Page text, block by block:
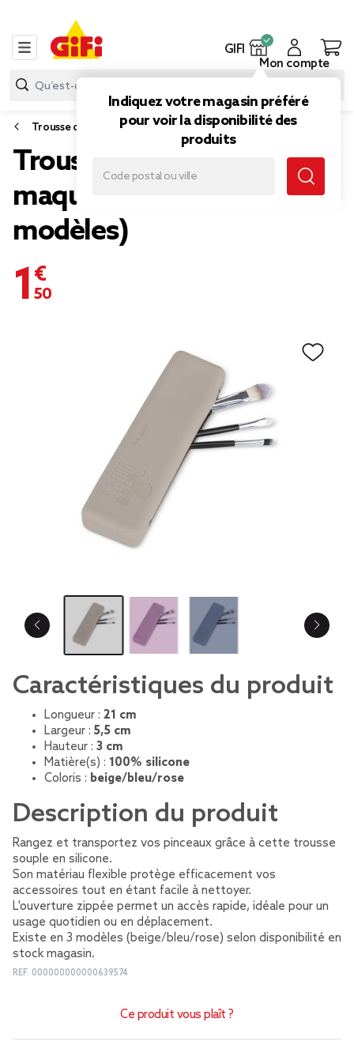
GIFI
Indiquez votre magasin préféré
pour voir la disponibilité des
produits
Mon compte
Trousse de toilette, trousse à maquillage
Trousse pour pinceaux à
maquillage en silicone (3
modèles)
1,50 €
Caractéristiques du produit
Longueur : 21 cm
Largeur : 5,5 cm
Hauteur : 3 cm
Matière(s) : 100% silicone
Coloris : beige/bleu/rose
Description du produit
Rangez et transportez vos pinceaux grâce à cette trousse
souple en silicone.
Son matériau flexible protège efficacement vos
accessoires tout en étant facile à nettoyer.
L'ouverture zippée permet un accès rapide, idéale pour un
usage quotidien ou en déplacement.
Existe en 3 modèles (beige/bleu/rose) selon disponibilité en
stock magasin.
REF. 000000000000639574
Ce produit vous plaît ?